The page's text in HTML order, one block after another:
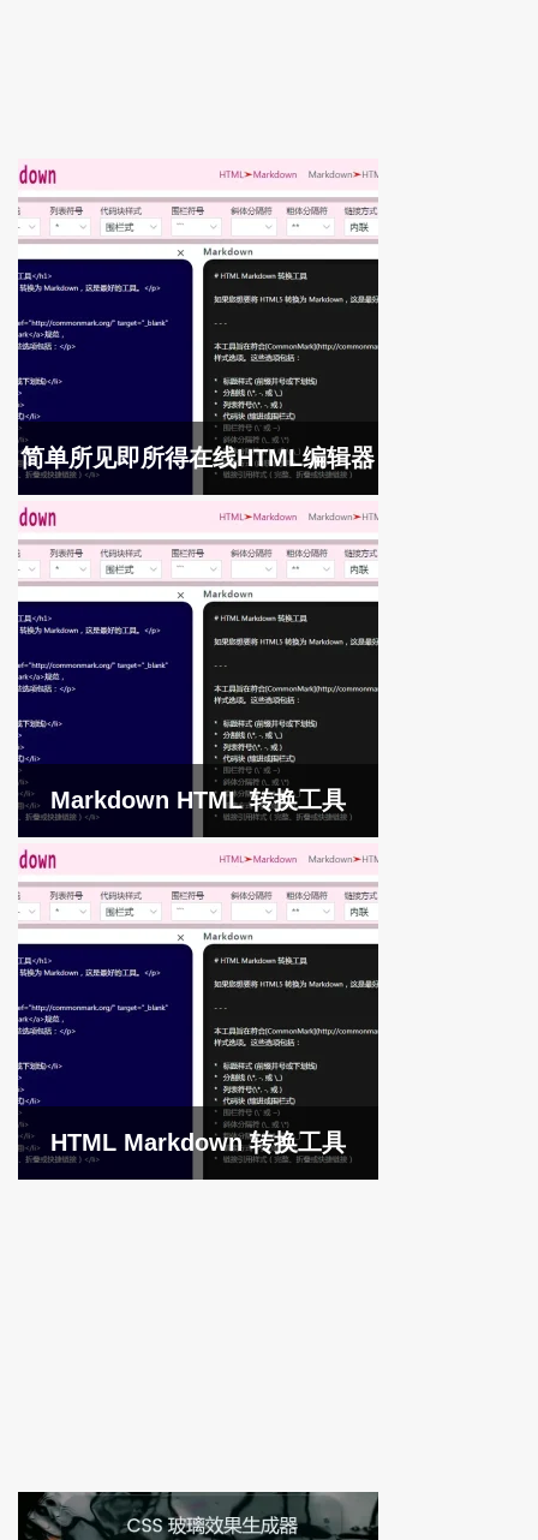
简单所见即所得在线HTML编辑器
Markdown HTML 转换工具
HTML Markdown 转换工具